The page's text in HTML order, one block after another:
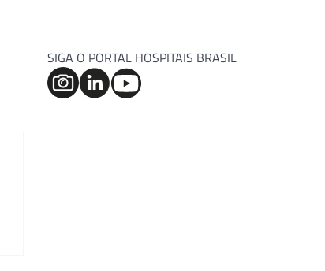
SIGA O PORTAL HOSPITAIS BRASIL